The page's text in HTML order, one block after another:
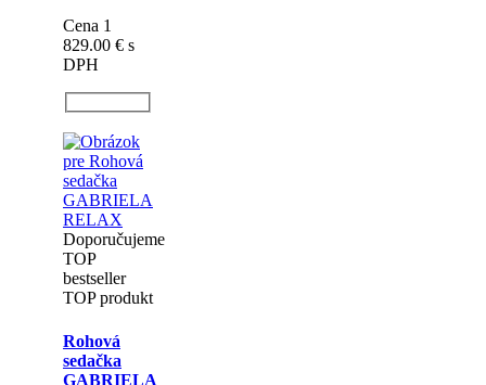
Rohová
sedačka
ELENA
do: 5 až 10
týždňov
Rozmer:
300/350/220
Cena 1
829.00 €
DPH